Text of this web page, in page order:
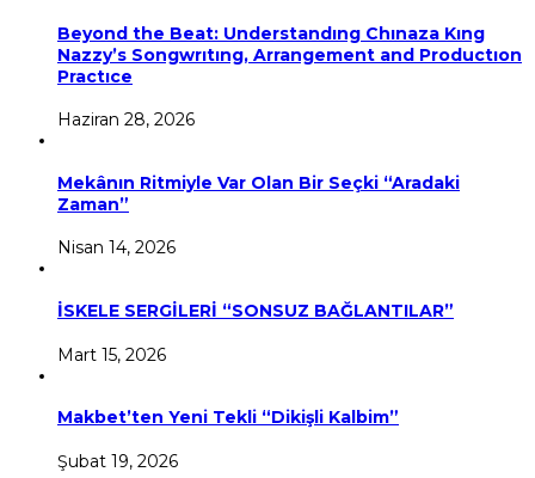
Beyond the Beat: Understandıng Chınaza Kıng
Nazzy’s Songwrıtıng, Arrangement and Productıon
Practıce
Haziran 28, 2026
Mekânın Ritmiyle Var Olan Bir Seçki “Aradaki
Zaman”
Nisan 14, 2026
İSKELE SERGİLERİ “SONSUZ BAĞLANTILAR”
Mart 15, 2026
Makbet’ten Yeni Tekli “Dikişli Kalbim”
Şubat 19, 2026